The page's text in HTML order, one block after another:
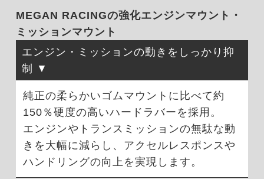
MEGAN RACINGの強化エンジンマウント・
ミッションマウント
エンジン・ミッションの動きをしっかり抑
制
純正の柔らかいゴムマウントに比べて約
150％硬度の高いハードラバーを採用。
エンジンやトランスミッションの無駄な動
きを大幅に減らし、アクセルレスポンスや
ハンドリングの向上を実現します。